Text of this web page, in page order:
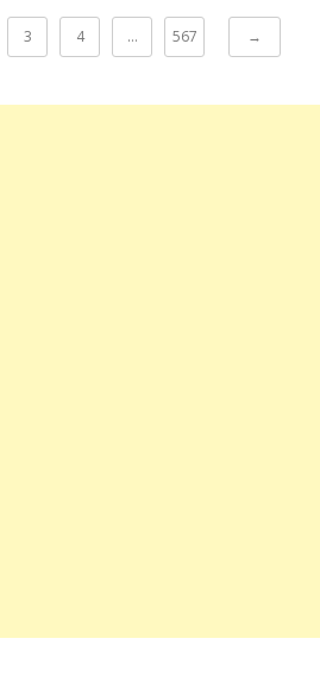
3 4 … 567 →